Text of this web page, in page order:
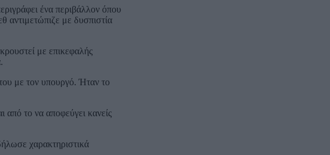
ένα περιβάλλον όπου
αντιμετώπιζε με δυσπιστία
με επικεφαλής
με τον υπουργό. Ήταν το
από το να αποφεύγει κανείς
χαρακτηριστικά